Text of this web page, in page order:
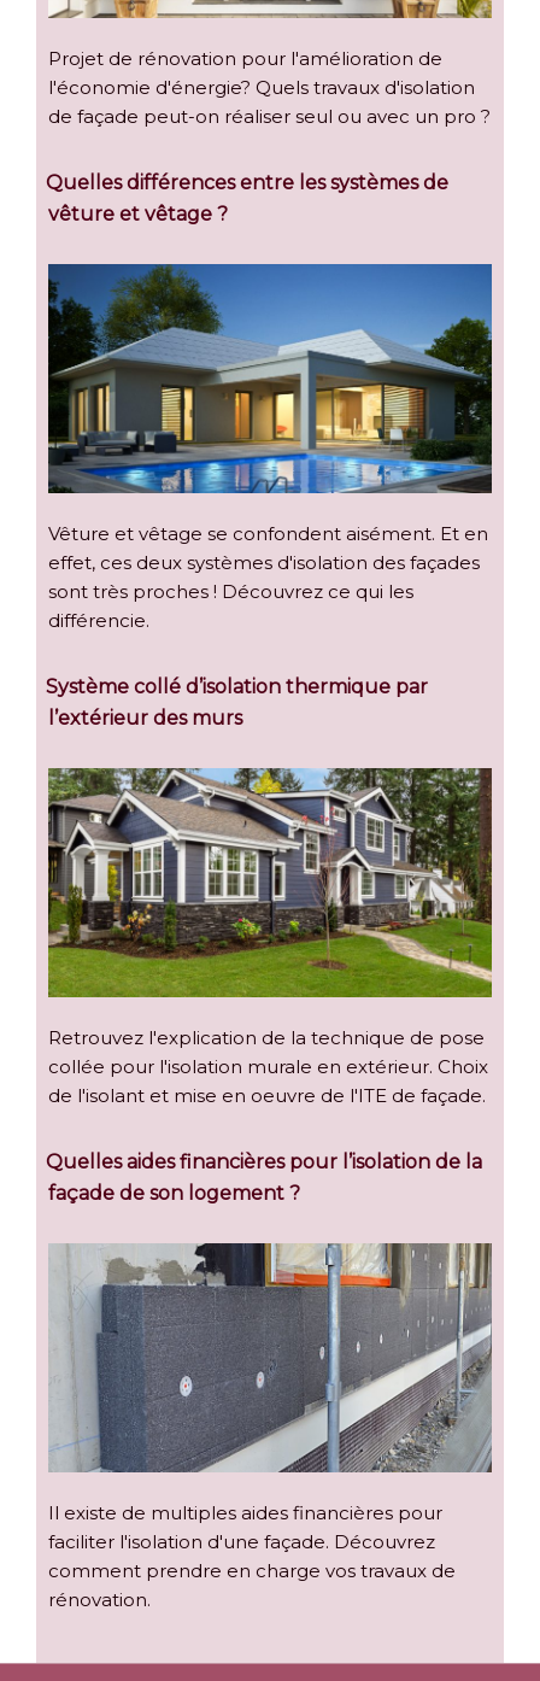
Projet de rénovation pour l'amélioration de
l'économie d'énergie? Quels travaux d'isolation
de façade peut-on réaliser seul ou avec un pro ?
Quelles différences entre les systèmes de
vêture et vêtage ?
Vêture et vêtage se confondent aisément. Et en
effet, ces deux systèmes d'isolation des façades
sont très proches ! Découvrez ce qui les
différencie.
Système collé d’isolation thermique par
l’extérieur des murs
Retrouvez l'explication de la technique de pose
collée pour l'isolation murale en extérieur. Choix
de l'isolant et mise en oeuvre de l'ITE de façade.
Quelles aides financières pour l’isolation de la
façade de son logement ?
Il existe de multiples aides financières pour
faciliter l'isolation d'une façade. Découvrez
comment prendre en charge vos travaux de
rénovation.